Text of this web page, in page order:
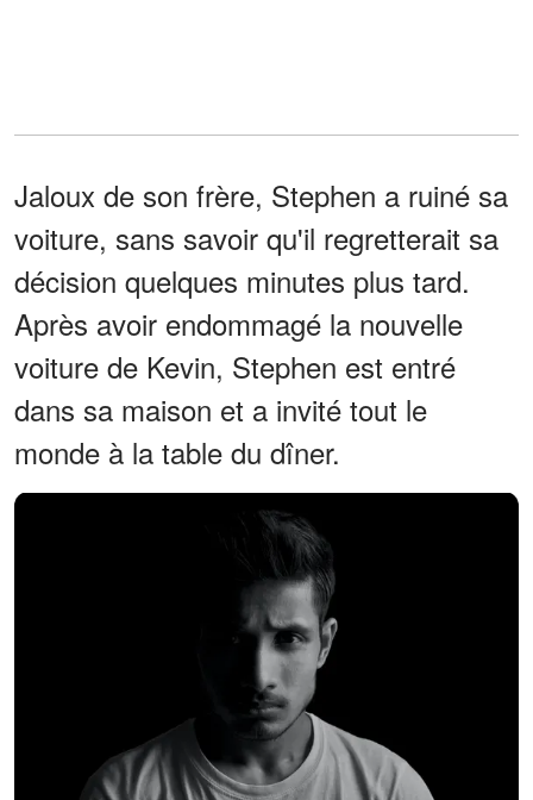
Jaloux de son frère, Stephen a ruiné sa
voiture, sans savoir qu'il regretterait sa
décision quelques minutes plus tard.
Après avoir endommagé la nouvelle
voiture de Kevin, Stephen est entré
dans sa maison et a invité tout le
monde à la table du dîner.